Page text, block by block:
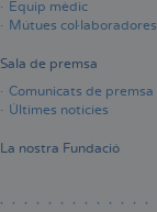
Equip mèdic
Mútues col·laboradores
Sala de premsa
Comunicats de premsa
Últimes notícies
La nostra Fundació